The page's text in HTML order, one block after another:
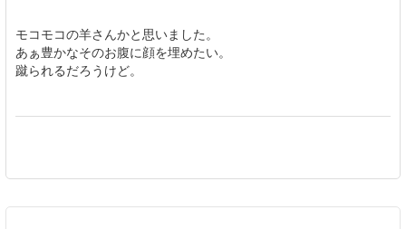
モコモコの羊さんかと思いました。
あぁ豊かなそのお腹に顔を埋めたい。
蹴られるだろうけど。